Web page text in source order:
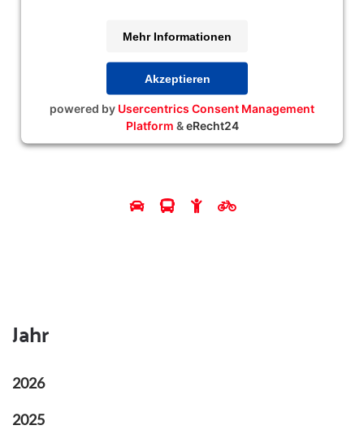
Mehr Informationen
Akzeptieren
powered by Usercentrics Consent Management
Platform &eRecht24
Jahr
2026
2025